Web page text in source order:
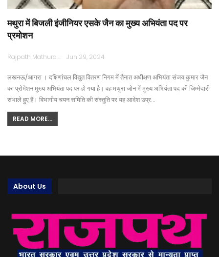
मथुरा में बिजली इंजीनियर एसके जैन का मुख्य अभियंता पद पर
प्रमोशन
Rajpath Mathura Jun 29, 2024
लखनऊ/आगरा । दक्षिणांचल विद्युत वितरण निगम में तैनात अधीक्षण अभियंता संजय कुमार जैन
का प्रोमेशन मुख्य अभियंता पद पर हो गया है। वह मथुरा जोन में मुख्य अभियंता पद की जिम्मेदारी
संभाले हुए हैं। विभागीय चयन समिति की संस्तुति पर यह आदेश उप्र…
READ MORE...
About Us